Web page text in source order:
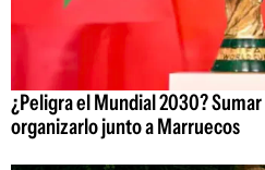
¿Peligra el Mundial 2030?
organizarlo junto a Marruecos